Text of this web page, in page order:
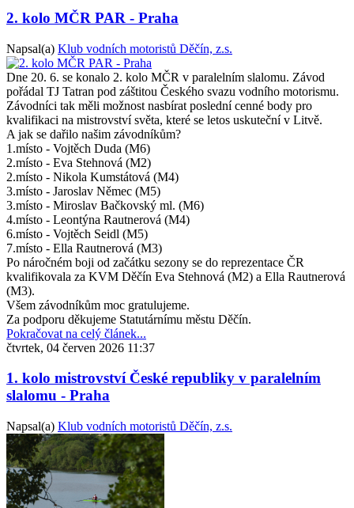
2. kolo MČR PAR - Praha
Napsal(a) Klub vodních motoristů Děčín, z.s.
Dne 20. 6. se konalo 2. kolo MČR v paralelním slalomu. Závod
pořádal TJ Tatran pod záštitou Českého svazu vodního motorismu.
Závodníci tak měli možnost nasbírat poslední cenné body pro
kvalifikaci na mistrovství světa, které se letos uskuteční v Litvě.
A jak se dařilo našim závodníkům?
1.místo - Vojtěch Duda (M6)
2.místo - Eva Stehnová (M2)
2.místo - Nikola Kumstátová (M4)
3.místo - Jaroslav Němec (M5)
3.místo - Miroslav Bačkovský ml. (M6)
4.místo - Leontýna Rautnerová (M4)
6.místo - Vojtěch Seidl (M5)
7.místo - Ella Rautnerová (M3)
Po náročném boji od začátku sezony se do reprezentace ČR
kvalifikovala za KVM Děčín Eva Stehnová (M2) a Ella Rautnerová
(M3).
Všem závodníkům moc gratulujeme.
Za podporu děkujeme Statutárnímu městu Děčín.
Pokračovat na celý článek...
čtvrtek, 04 červen 2026 11:37
1. kolo mistrovství České republiky v paralelním
slalomu - Praha
Napsal(a) Klub vodních motoristů Děčín, z.s.